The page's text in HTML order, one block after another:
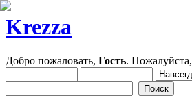
Krezza
Добро пожаловать, Гость. Пожалуйста,